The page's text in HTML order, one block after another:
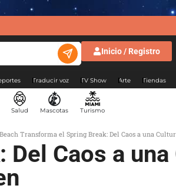
Inicio / Registro
Traducir voz TV Show Arte Tiendas
Salud Mascotas Turismo
Transforma el Spring Break: Del Caos a una
Caos a una